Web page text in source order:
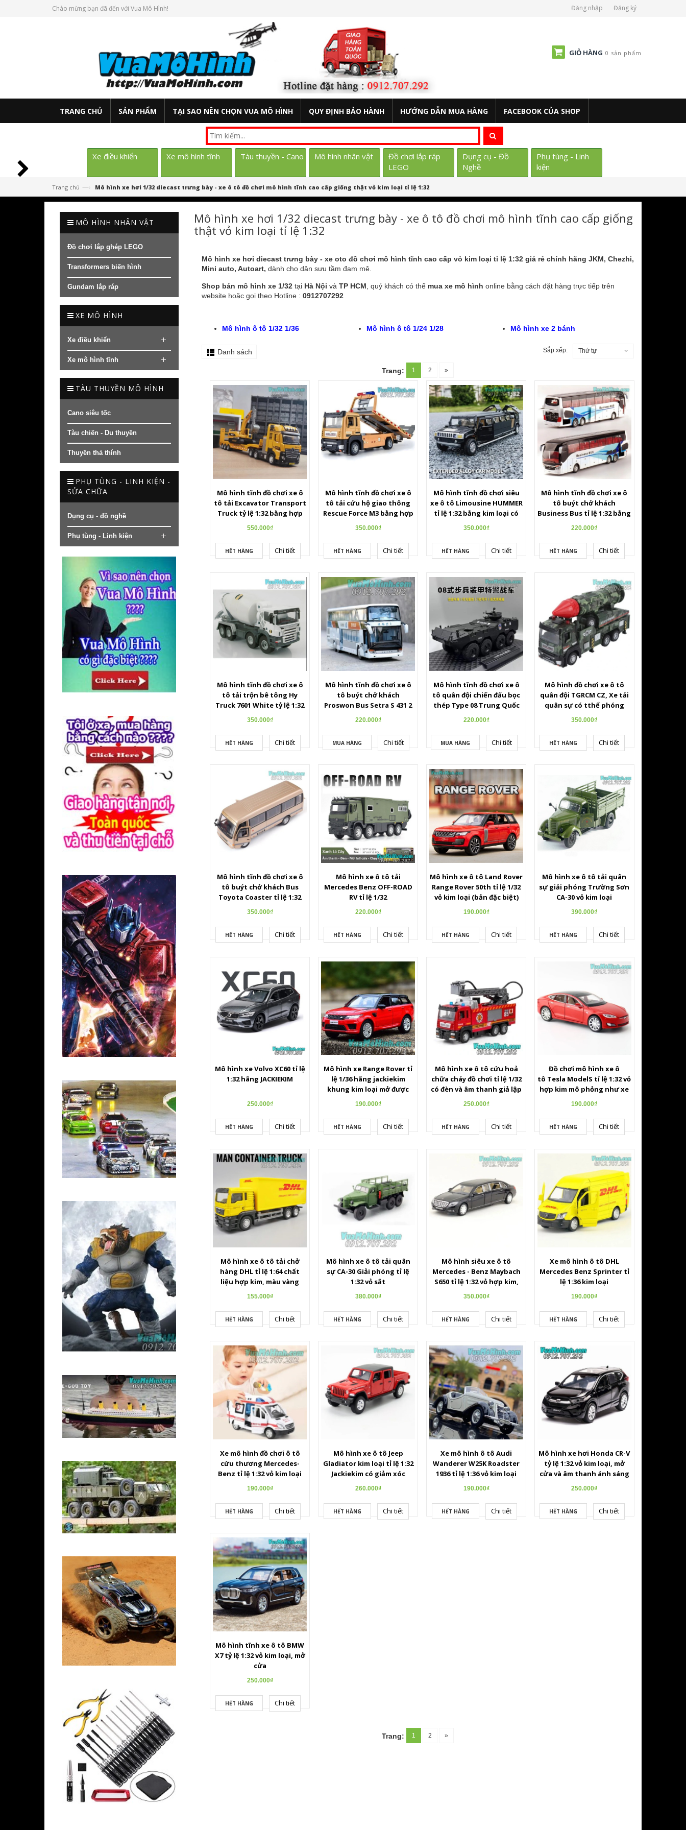
Chào mừng bạn đã đến với Vua Mô Hình! Đăng nhập Đăng ký
GIỎ HÀNG 0 sản phẩm
TRANG CHỦ SẢN PHẨM TẠI SAO NÊN CHỌN VUA MÔ HÌNH QUY ĐỊNH BẢO HÀNH HƯỚNG DẪN MUA HÀNG FACEBOOK CỦA SHOP
Xe điều khiển Xe mô hình tĩnh Tàu thuyền - Cano Mô hình nhân vật
Đồ chơi lắp ráp
LEGO
Dụng cụ - Đồ
Nghề
Phụ tùng - Linh
kiện
Trang chủ —› Mô hình xe hơi 1/32 diecast trưng bày - xe ô tô đồ chơi mô hình tĩnh cao cấp giống thật vỏ kim loại tỉ lệ 1:32
MÔ HÌNH NHÂN VẬT
Đồ chơi lắp ghép LEGO
Transformers biến hình
Gundam lắp ráp
XE MÔ HÌNH
Xe điều khiển
Xe mô hình tĩnh
TÀU THUYỀN MÔ HÌNH
Cano siêu tốc
Tàu chiến - Du thuyền
Thuyền thả thính
PHỤ TÙNG - LINH KIỆN -
SỬA CHỮA
Dụng cụ - đồ nghề
Phụ tùng - Linh kiện
Mô hình xe hơi 1/32 diecast trưng bày - xe ô tô đồ chơi mô hình tĩnh cao cấp giống
thật vỏ kim loại tỉ lệ 1:32
Mô hình xe hơi diecast trưng bày - xe oto đồ chơi mô hình tĩnh cao cấp vỏ kim loại tỉ lệ 1:32 giá rẻ chính hãng JKM, Chezhi,
Mini auto, Autoart, dành cho dân sưu tầm đam mê.
Shop bán mô hình xe 1/32tạiHà Nội và TP HCM , quý khách có thểmua xe mô hình online bằng cách đặt hàng trực tiếp trên
website hoặc gọi theo Hotline : 0912707292
Mô hình ô tô 1/32 1/36 Mô hình ô tô 1/24 1/28 Mô hình xe 2 bánh
Danh sách Sắp xếp: Thứ tự
Trang: 1 2 »
Mô hình tĩnh đồ chơi xe ô
tô tải Excavator Transport
Truck tỷ lệ 1:32 bằng hợp
kim cao cấp mở được cửa,
550.000₫
HẾT HÀNG Chi tiết
Mô hình tĩnh đồ chơi xe ô
tô tải cứu hộ giao thông
Rescue Force M3 bằng hợp
kim cao cấp tỷ lệ 1:32 có âm
350.000₫
HẾT HÀNG Chi tiết
Mô hình tĩnh đồ chơi siêu
xe ô tô Limousine HUMMER
tỉ lệ 1:32 bằng kim loại có
thể mở được cửa , cốp , có
350.000₫
HẾT HÀNG Chi tiết
Mô hình tĩnh đồ chơi xe ô
tô buýt chở khách
Business Bus tỉ lệ 1:32 bằng
hợp kim cao cấp mở được
220.000₫
HẾT HÀNG Chi tiết
Mô hình tĩnh đồ chơi xe ô
tô tải trộn bê tông Hy
Truck 7601 White tỷ lệ 1:32
bằng hợp kim cao cấp có
350.000₫
HẾT HÀNG Chi tiết
Mô hình tĩnh đồ chơi xe ô
tô buýt chở khách
Proswon Bus Setra S 431 2
tầng bằng kim loại tỉ lệ 1:32
220.000₫
MUA HÀNG Chi tiết
Mô hình tĩnh đồ chơi xe ô
tô quân đội chiến đấu bọc
thép Type 08 Trung Quốc
tỷ lệ 1:32 bằng hợp kim có
220.000₫
MUA HÀNG Chi tiết
Mô hình đồ chơi xe ô tô
quân đội TGRCM CZ, Xe tải
quân sự có tthể phóng
được tên lửa tỉ lệ 1:32 bằng
thanh
350.000₫
HẾT HÀNG Chi tiết
Mô hình tĩnh đồ chơi xe ô
tô buýt chở khách Bus
Toyota Coaster tỉ lệ 1:32
bằng kim loại cao cấp mở
Led và âm thanh
350.000₫
HẾT HÀNG Chi tiết
Mô hình xe ô tô tải
Mercedes Benz OFF-ROAD
RV tỉ lệ 1/32
220.000₫
HẾT HÀNG Chi tiết
Mô hình xe ô tô Land Rover
Range Rover 50th tỉ lệ 1/32
vỏ kim loại (bản đặc biệt)
190.000₫
HẾT HÀNG Chi tiết
Mô hình xe ô tô tải quân
sự giải phóng Trường Sơn
CA-30 vỏ kim loại
390.000₫
HẾT HÀNG Chi tiết
Mô hình xe Volvo XC60 tỉ lệ
1:32 hãng JACKIEKIM
250.000₫
HẾT HÀNG Chi tiết
Mô hình xe Range Rover tỉ
lệ 1/36 hãng jackiekim
khung kim loại mở được
cửa
190.000₫
HẾT HÀNG Chi tiết
Mô hình xe ô tô cứu hoả
chữa cháy đồ chơi tỉ lệ 1/32
có đèn và âm thanh giả lập
250.000₫
HẾT HÀNG Chi tiết
Đồ chơi mô hình xe ô
tô Tesla ModelS tỉ lệ 1:32 vỏ
hợp kim mô phỏng như xe
thật
190.000₫
HẾT HÀNG Chi tiết
Mô hình xe ô tô tải chở
hàng DHL tỉ lệ 1:64 chất
liệu hợp kim, màu vàng
155.000₫
HẾT HÀNG Chi tiết
Mô hình xe ô tô tải quân
sự CA-30 Giải phóng tỉ lệ
1:32 vỏ sắt
380.000₫
HẾT HÀNG Chi tiết
Mô hình siêu xe ô tô
Mercedes - Benz Maybach
S650 tỉ lệ 1:32 vỏ hợp kim,
mở được cửa
350.000₫
HẾT HÀNG Chi tiết
Xe mô hình ô tô DHL
Mercedes Benz Sprinter tỉ
lệ 1:36 kim loại
190.000₫
HẾT HÀNG Chi tiết
Xe mô hình đồ chơi ô tô
cứu thương Mercedes-
Benz tỉ lệ 1:32 vỏ kim loại
190.000₫
HẾT HÀNG Chi tiết
Mô hình xe ô tô Jeep
Gladiator kim loại tỉ lệ 1:32
Jackiekim có giảm xóc
260.000₫
HẾT HÀNG Chi tiết
Xe mô hình ô tô Audi
Wanderer W25K Roadster
1936 tỉ lệ 1:36 vỏ kim loại
190.000₫
HẾT HÀNG Chi tiết
Mô hình xe hơi Honda CR-V
tỷ lệ 1:32 vỏ kim loại, mở
cửa và âm thanh ánh sáng
250.000₫
HẾT HÀNG Chi tiết
Mô hình tĩnh xe ô tô BMW
X7 tỷ lệ 1:32 vỏ kim loại, mở
cửa
250.000₫
HẾT HÀNG Chi tiết
Trang: 1 2 »